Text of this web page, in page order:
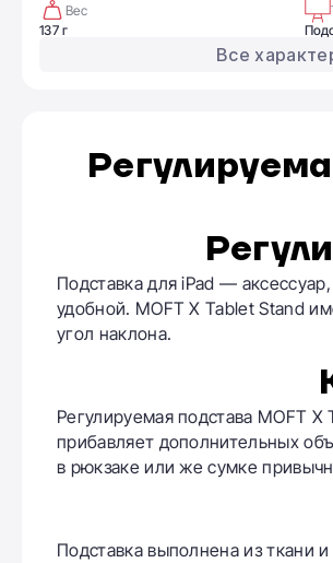
Вес
137 г
Все
Подставка для iPad —
удобной. MOFT X Tablet Stand
угол наклона.
Регулируемая подстава MOFT
прибавляет дополнительных
в рюкзаке или же сумке
Подставка выполнена из ткани